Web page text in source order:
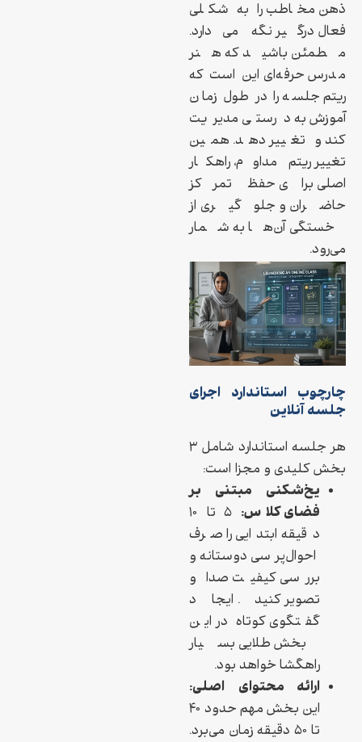
ذهن مخاطب را به شکلی
فعال درگیر نگه می‌دارد.
مطمئن باشید که هنر
مدرس حرفه‌ای این است که
ریتم جلسه را در طول زمان
آموزش به درستی مدیریت
کند و تغییر دهد. همین
تغییر ریتم مداوم، راهکار
اصلی برای حفظ تمرکز
حاضران و جلوگیری از
خستگی آن‌ها به شمار
می‌رود.
چارچوب استاندارد اجرای
جلسه آنلاین
هر جلسه استاندارد شامل ۳
بخش کلیدی و مجزا است:
یخ‌شکنی مبتنی بر
فضای کلاس:
۵ تا ۱۰
دقیقه ابتدایی را صرف
احوال‌پرسی دوستانه و
بررسی کیفیت صدا و
تصویر کنید. ایجاد
گفتگوی کوتاه در این
بخش طلایی بسیار
راهگشا خواهد بود.
ارائه محتوای اصلی:
این بخش مهم حدود ۴۰
تا ۵۰ دقیقه زمان می‌برد.